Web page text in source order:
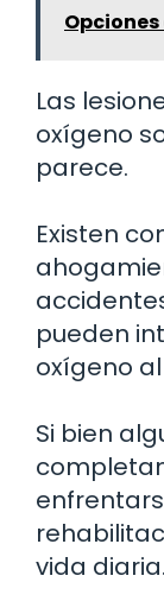
Las
oxígeno
parece.
Existen
pueden
oxígeno
Si bien
vida diaria.